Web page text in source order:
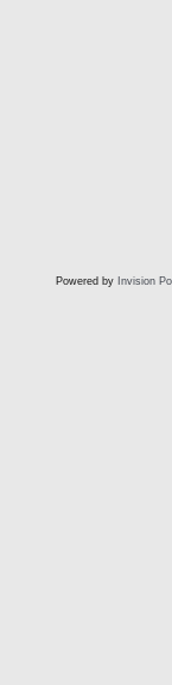
Powered by Invision